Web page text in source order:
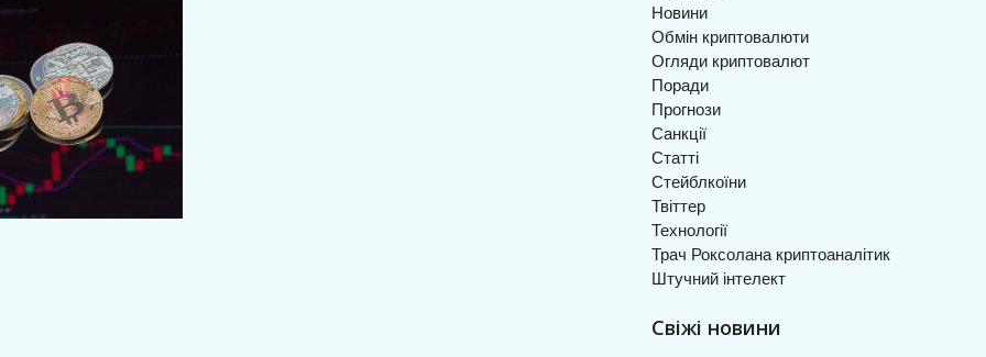
Новини
Обмін криптовалюти
Огляди криптовалют
Поради
Прогнози
Санкції
Статті
Стейблкоїни
Твіттер
Технології
Трач Роксолана криптоаналітик
Штучний інтелект
Свіжі новини